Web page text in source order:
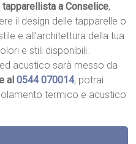
tapparellista a Conselice,
il design delle tapparelle o
e all’architettura della tua
e stili disponibili.
acustico sarà messo da
al0544 070014, potrai
termico e acustico